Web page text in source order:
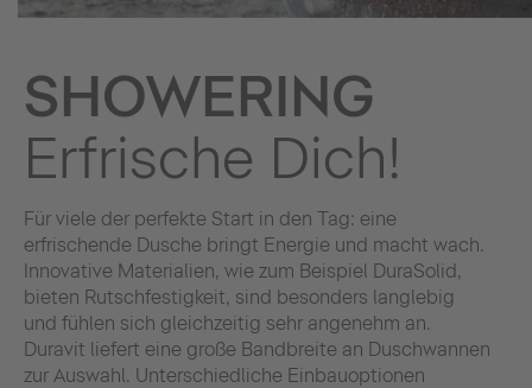
SHOWERING
Erfrische Dich!
Für viele der perfekte Start in den Tag: eine
erfrischende Dusche bringt Energie und macht wach.
Innovative Materialien, wie zum Beispiel DuraSolid,
bieten Rutschfestigkeit, sind besonders langlebig
und fühlen sich gleichzeitig sehr angenehm an.
Duravit liefert eine große Bandbreite an Duschwannen
zur Auswahl. Unterschiedliche Einbauoptionen